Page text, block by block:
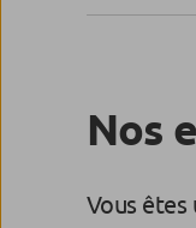
Nos
Vous êtes